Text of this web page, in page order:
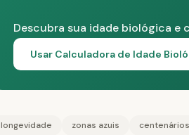
Descubra sua idade biológica e
Usar Calculadora de Idade
longevidade zonas azuis centenários